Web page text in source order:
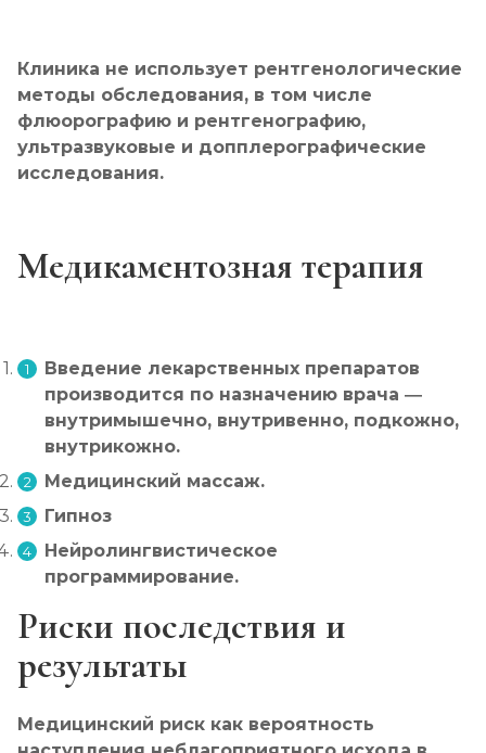
Клиника не использует рентгенологические
методы обследования, в том числе
флюорографию и рентгенографию,
ультразвуковые и допплерографические
исследования.
Медикаментозная терапия
Введение лекарственных препаратов
производится по назначению врача —
внутримышечно, внутривенно, подкожно,
внутрикожно.
Медицинский массаж.
Гипноз
Нейролингвистическое
программирование.
Риски последствия и
результаты
Медицинский риск как вероятность